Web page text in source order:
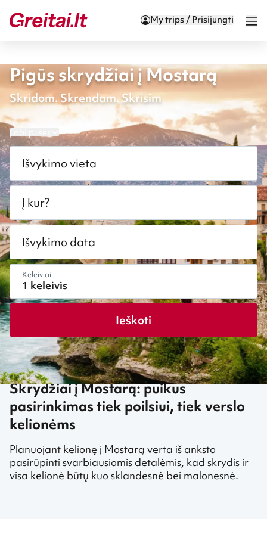
My trips / Prisijungti
Pigūs skrydžiai į Mostarą
Skridom. Skrendam. Skrisim
Į abi puses
Išvykimo vieta
Į kur?
Išvykimo data
Keleiviai
Ieškoti
Skrydžiai į Mostarą: puikus
pasirinkimas tiek poilsiui, tiek verslo
kelionėms
Planuojant kelionę į Mostarą verta iš anksto
pasirūpinti svarbiausiomis detalėmis, kad skrydis ir
visa kelionė būtų kuo sklandesnė bei malonesnė.